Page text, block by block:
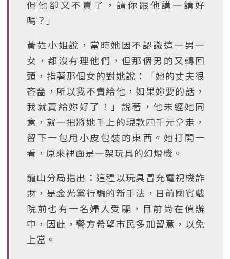
但他卻又不賣了，請你跟他講一講好
嗎？」
黃姓小姐說，當時她因不認識這一男一
女，都沒有理他們，但那個男的又轉回
頭，指著那個女的對她說：「她的丈夫很
吝嗇，所以我不賣給他，如果妳要的話，
我就賣給妳好了！」說著，他未經她同
意，就一把將她手上的現款四千元拿走，
留下一包用小皮包裝的東西。她打開一
看，原來裡面是一架玩具的幻燈機。
龍山分局指出：這種以玩具冒充電視機詐
財，是金光黨行騙的新手法，日前國賓戲
院前也有一名婦人受騙，目前尚在偵辦
中，因此，警方希望市民多加留意，以免
上當。